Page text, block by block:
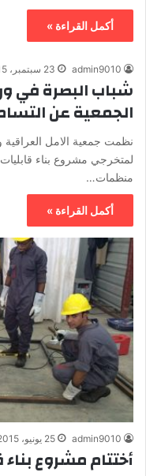
أكمل القراءة »
admin9010 23 سبتمبر، 2015
شباب البصرة في
الجمعية عن
نظمت جمعية الامل
لمتخرجي مشروع بناء
منظمات…
أكمل القراءة »
admin9010 25 يونيو، 2015
أختتام مشروع